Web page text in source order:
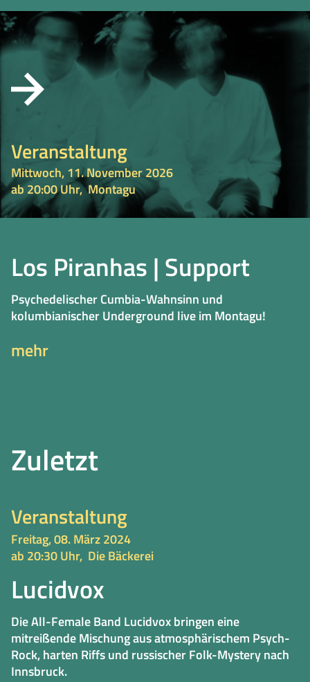
Veranstaltung
Mittwoch, 11. November 2026
ab 20:00 Uhr,Montagu
Los Piranhas | Support
Psychedelischer Cumbia-Wahnsinn und
kolumbianischer Underground live im Montagu!
mehr
Zuletzt
Veranstaltung
Freitag, 08. März 2024
ab 20:30 Uhr, Die Bäckerei
Lucidvox
Die All-Female Band Lucidvox bringen eine
mitreißende Mischung aus atmosphärischem Psych-
Rock, harten Riffs und russischer Folk-Mystery nach
Innsbruck.